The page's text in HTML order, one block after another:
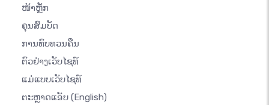
ໜ້າຫຼັກ
ຄຸນສົມບັດ
ການທົບທວນຄືນ
ຕົວຢ່າງເວັບໄຊທ໌
ແມ່ແບບເວັບໄຊທ໌
ຕະຫຼາດແອັບ (English)